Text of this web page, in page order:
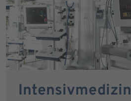
Intensivmedizin